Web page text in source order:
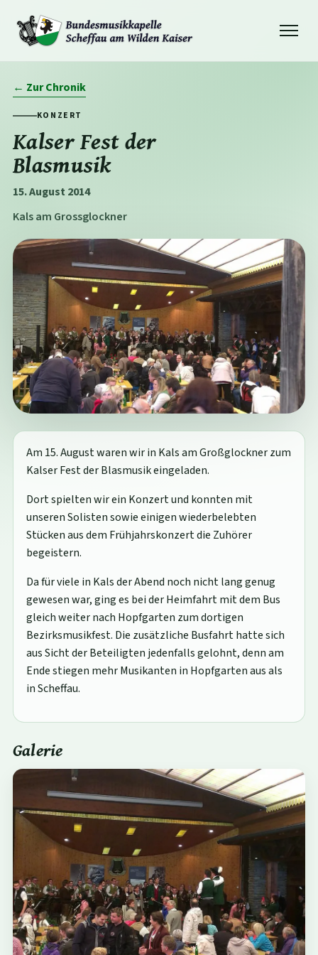
← Zur Chronik
KONZERT
Kalser Fest der
Blasmusik
15. August 2014
Kals am Grossglockner
Am 15. August waren wir in Kals am Großglockner zum
Kalser Fest der Blasmusik eingeladen.
Dort spielten wir ein Konzert und konnten mit
unseren Solisten sowie einigen wiederbelebten
Stücken aus dem Frühjahrskonzert die Zuhörer
begeistern.
Da für viele in Kals der Abend noch nicht lang genug
gewesen war, ging es bei der Heimfahrt mit dem Bus
gleich weiter nach Hopfgarten zum dortigen
Bezirksmusikfest. Die zusätzliche Busfahrt hatte sich
aus Sicht der Beteiligten jedenfalls gelohnt, denn am
Ende stiegen mehr Musikanten in Hopfgarten aus als
in Scheffau.
Galerie